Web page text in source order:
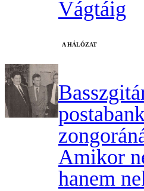
Vágtáig
A HÁLÓZAT
Amikor
hanem